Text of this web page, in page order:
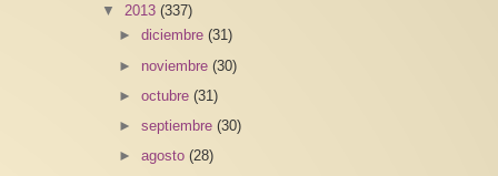
▼ 2013 (337)
►diciembre(31)
► noviembre(30)
►octubre(31)
►septiembre(30)
►agosto(28)